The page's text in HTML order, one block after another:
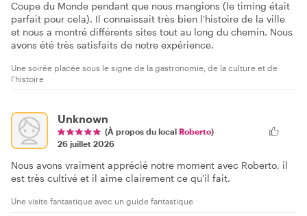
Coupe du Monde pendant que nous mangions (le timing était
parfait pour cela). Il connaissait très bien l'histoire de la ville
et nous a montré différents sites tout au long du chemin. Nous
avons été très satisfaits de notre expérience.
Une soirée placée sous le signe de la gastronomie, de la culture et de
l'histoire
Unknown
(À propos du local Roberto)
26 juillet 2026
Nous avons vraiment apprécié notre moment avec Roberto, il
est très cultivé et il aime clairement ce qu'il fait.
Une visite fantastique avec un guide fantastique